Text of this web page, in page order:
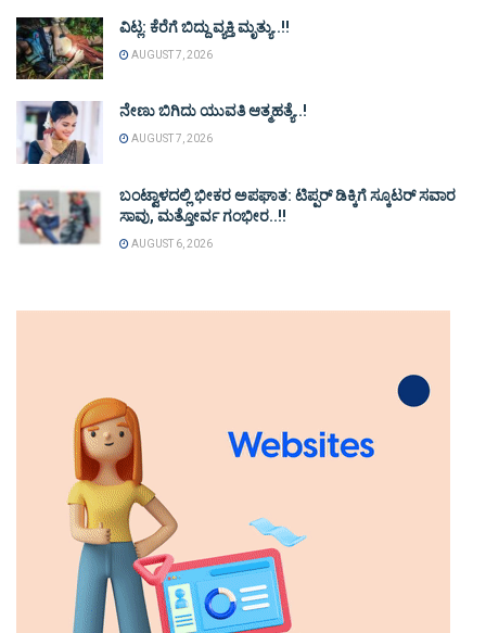
ವಿಟ್ಲ: ಕೆರೆಗೆ ಬಿದ್ದು ವ್ಯಕ್ತಿ ಮೃತ್ಯು..!!
AUGUST 7, 2026
ನೇಣು ಬಿಗಿದು ಯುವತಿ ಆತ್ಮಹತ್ಯೆ..!
AUGUST 7, 2026
ಬಂಟ್ವಾಳದಲ್ಲಿ ಭೀಕರ ಅಪಘಾತ: ಟಿಪ್ಪರ್ ಡಿಕ್ಕಿಗೆ ಸ್ಕೂಟರ್ ಸವಾರ
ಸಾವು, ಮತ್ತೋರ್ವ ಗಂಭೀರ..!!
AUGUST 6, 2026